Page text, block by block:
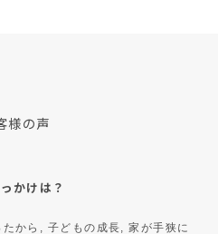
様の声
かけは？
から, 子どもの成長, 家が手狭に